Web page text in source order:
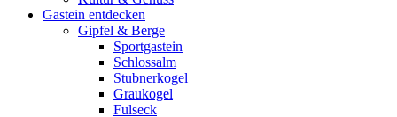
Gastein entdecken
Gipfel & Berge
Sportgastein
Schlossalm
Stubnerkogel
Graukogel
Fulseck